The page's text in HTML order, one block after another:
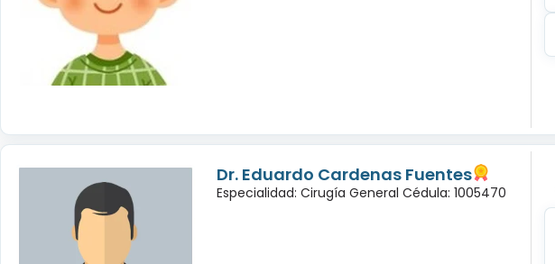
Dr. Eduardo Cardenas Fuentes
Especialidad: Cirugía General Cédula: 1005470